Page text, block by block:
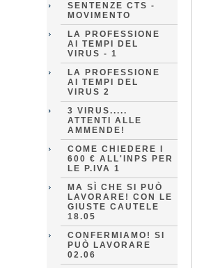
SENTENZE CTS -
MOVIMENTO
LA PROFESSIONE
AI TEMPI DEL
VIRUS - 1
LA PROFESSIONE
AI TEMPI DEL
VIRUS 2
3 VIRUS.....
ATTENTI ALLE
AMMENDE!
COME CHIEDERE I
600 € ALL'INPS PER
LE P.IVA 1
MA SÌ CHE SI PUÒ
LAVORARE! CON LE
GIUSTE CAUTELE
18.05
CONFERMIAMO! SI
PUÒ LAVORARE
02.06